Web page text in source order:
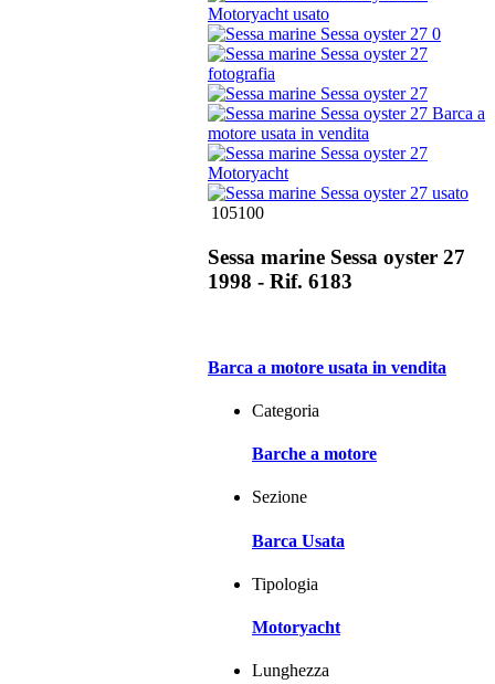
105100
Sessa marine Sessa oyster 27
1998 - Rif. 6183
Barca a motore usata in vendita
Categoria
Barche a motore
Sezione
Barca Usata
Tipologia
Motoryacht
Lunghezza